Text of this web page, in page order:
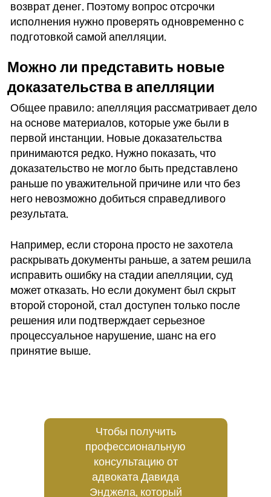
возврат денег. Поэтому вопрос отсрочки
исполнения нужно проверять одновременно с
подготовкой самой апелляции.
Можно ли представить новые
доказательства в апелляции
Общее правило: апелляция рассматривает дело
на основе материалов, которые уже были в
первой инстанции. Новые доказательства
принимаются редко. Нужно показать, что
доказательство не могло быть представлено
раньше по уважительной причине или что без
него невозможно добиться справедливого
результата.
Например, если сторона просто не захотела
раскрывать документы раньше, а затем решила
исправить ошибку на стадии апелляции, суд
может отказать. Но если документ был скрыт
второй стороной, стал доступен только после
решения или подтверждает серьезное
процессуальное нарушение, шанс на его
принятие выше.
Чтобы получить
профессиональную
консультацию от
адвоката Давида
Энджела, который